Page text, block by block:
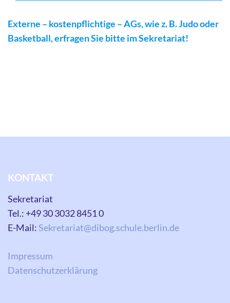
Externe – kostenpflichtige – AGs, wie z. B. Judo oder
Basketball, erfragen Sie bitte im Sekretariat!
KONTAKT
Sekretariat
Tel.: +49 30 3032 8451 0
E-Mail: Sekretariat@dibog.schule.berlin.de
Impressum
Datenschutzerklärung